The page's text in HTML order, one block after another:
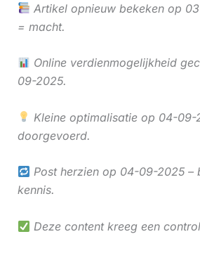
Artikel opnieuw bekeken op
= macht.
Online verdienmogelijkheid
09-2025.
Kleine optimalisatie op 04-09-
doorgevoerd.
Post herzien op 04-09-2025 –
kennis.
Deze content kreeg een